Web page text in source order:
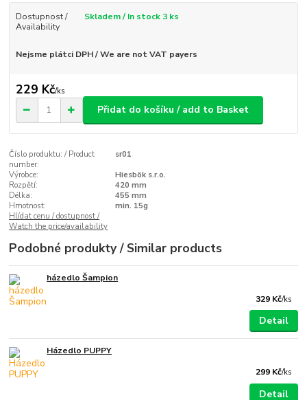
Dostupnost /
Availability
Skladem / In stock 3 ks
Nejsme plátci DPH / We are not VAT payers
229 Kč/ks
Přidat do košíku / add to Basket
Číslo produktu: / Product
number:
sr01
Výrobce:
Hiesbök s.r.o.
Rozpětí:
420 mm
Délka:
455 mm
Hmotnost:
min. 15g
Hlídat cenu / dostupnost /
Watch the price/availability
Podobné produkty / Similar products
házedlo Šampion
329 Kč/ks
Detail
Házedlo PUPPY
299 Kč/ks
Detail